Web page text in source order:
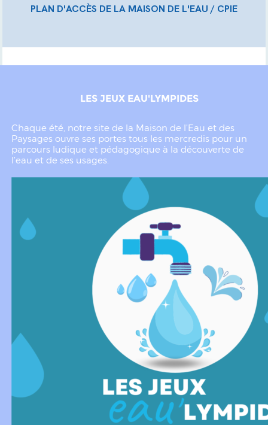
PLAN D'ACCÈS DE LA MAISON DE L'EAU / CPIE
LES JEUX EAU'LYMPIDES
Chaque été, notre site de la Maison de l’Eau et des
Paysages ouvre ses portes tous les mercredis pour un
parcours ludique et pédagogique à la découverte de
l’eau et de ses usages.